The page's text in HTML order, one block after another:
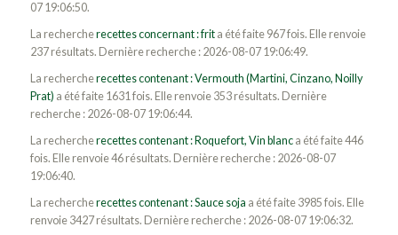
07 19:06:50.
La rechercherecettes concernant : frita été faite 967 fois. Elle renvoie
237 résultats. Dernière recherche : 2026-08-07 19:06:49.
La rechercherecettes contenant : Vermouth (Martini, Cinzano, Noilly
Prat) a été faite 1631 fois. Elle renvoie 353 résultats. Dernière
recherche : 2026-08-07 19:06:44.
La rechercherecettes contenant : Roquefort, Vin blanca été faite 446
fois. Elle renvoie 46 résultats. Dernière recherche : 2026-08-07
19:06:40.
La rechercherecettes contenant : Sauce soja a été faite 3985 fois. Elle
renvoie 3427 résultats. Dernière recherche : 2026-08-07 19:06:32.